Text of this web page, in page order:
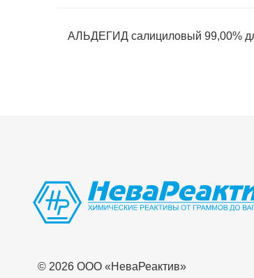
АЛЬДЕГИД салициловый 99,00%
© 2026 OOO «НеваРеактив»